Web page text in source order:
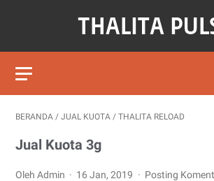
BERANDA / JUAL KUOTA / THALITA RELOAD
Jual Kuota 3g
Oleh Admin 16 Jan, 2019 Posting